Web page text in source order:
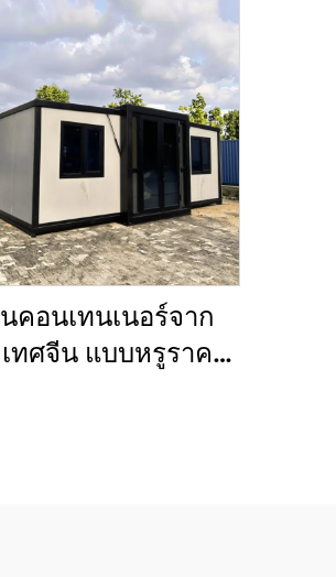
คอนเทนเนอร์จาก
ทศจีน แบบหรูราคา